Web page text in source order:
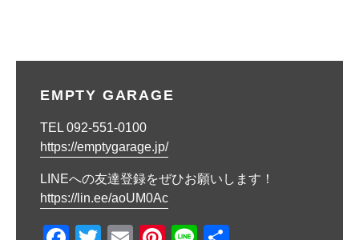
EMPTY GARAGE
TEL 092-551-0100
https://emptygarage.jp/
LINEへの友達登録をぜひお願いします！
https://lin.ee/aoUM0Ac